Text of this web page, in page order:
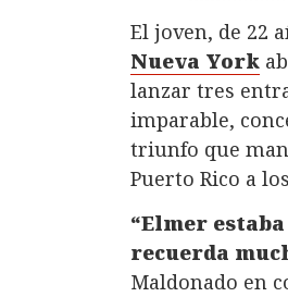
El joven, de 22
Nueva York
lanzar tres
imparable,
triunfo que
Puerto Rico a
“Elmer
recuerda
Maldonado en